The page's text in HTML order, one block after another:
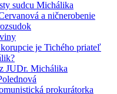
sudcu Michálika
a ničnerobenie
je Tichého priateľ
JUDr. Michálika
prokurátorka